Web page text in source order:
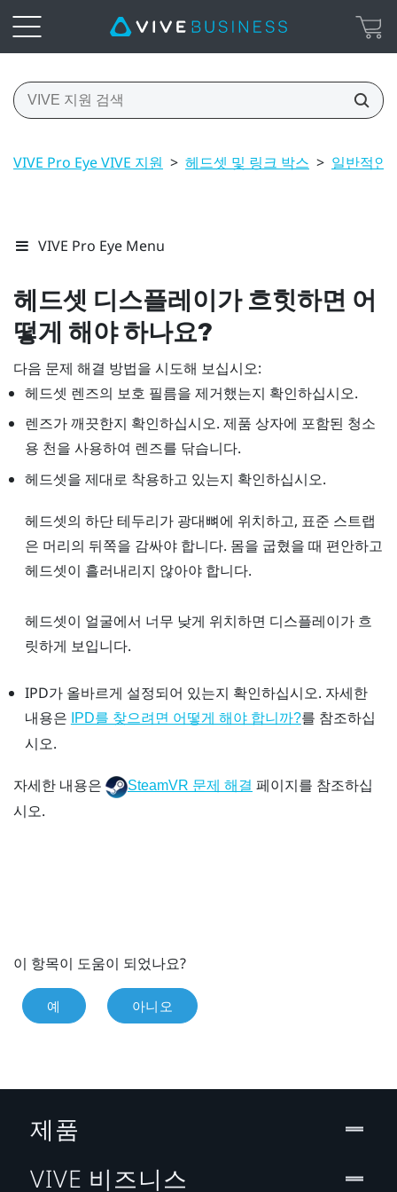
VIVE Pro Eye VIVE 지원 > 헤드셋 및 링크 박스 > 일반적인
VIVE Pro Eye Menu
헤드셋 디스플레이가 흐힛하면 어
떻게 해야 하나요?
다음 문제 해결 방법을 시도해 보십시오:
헤드셋 렌즈의 보호 필름을 제거했는지 확인하십시오.
렌즈가 깨끗한지 확인하십시오. 제품 상자에 포함된 청소
용 천을 사용하여 렌즈를 닦습니다.
헤드셋을 제대로 착용하고 있는지 확인하십시오.
헤드셋의 하단 테두리가 광대뼈에 위치하고, 표준 스트랩
은 머리의 뒤쪽을 감싸야 합니다. 몸을 굽혔을 때 편안하고
헤드셋이 흘러내리지 않아야 합니다.
헤드셋이 얼굴에서 너무 낮게 위치하면 디스플레이가 흐
릿하게 보입니다.
IPD가 올바르게 설정되어 있는지 확인하십시오. 자세한
내용은
IPD를 찾으려면 어떻게 해야 합니까?를 참조하십
시오.
자세한 내용은 SteamVR 문제 해결 페이지를 참조하십
시오.
이 항목이 도움이 되었나요?
예 아니오
제품
VIVE 비즈니스